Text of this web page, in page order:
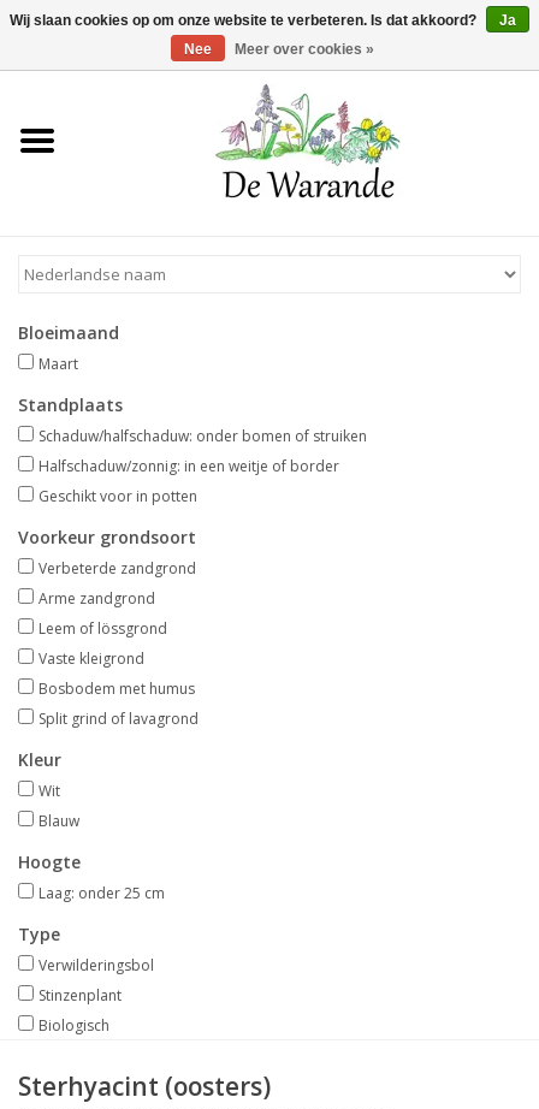
Winkelwagen >0 Artikelen - €0,00
Home
Voorjaarsbloeiers
Zomerbloeiers
Herfstbloeiers
Schaduwplanten
Aanbiedingen
Bodemverbetering
Overige producten
Advies
Onze tuinen!
Sterke Bollen Dagen
Nieuws
Bloeimaand
Maart
Standplaats
Schaduw/halfschaduw: onder bomen of struiken
Halfschaduw/zonnig: in een weitje of border
Geschikt voor in potten
Voorkeur grondsoort
Verbeterde zandgrond
Arme zandgrond
Leem of lössgrond
Vaste kleigrond
Bosbodem met humus
Split grind of lavagrond
Kleur
Wit
Blauw
Hoogte
Laag: onder 25 cm
Type
Verwilderingsbol
Stinzenplant
Biologisch
Sterhyacint (oosters)
Wij slaan cookies op om onze website te verbeteren. Is dat akkoord?
Ja
Nee
Meer over cookies »